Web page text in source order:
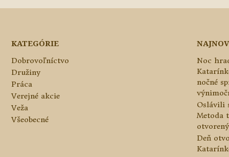
KATEGÓRIE
Dobrovoľníctvo
Družiny
Práca
Verejné akcie
Veža
Všeobecné
Noc
nočné
Oslávili
Metoda
Deň